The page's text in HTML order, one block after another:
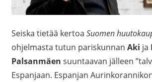
Seiska tietää kertoa Suomen
ohjelmasta tutun pariskunnan Aki ja
Palsanmäen suuntaavan jälleen
Espanjaan. Espanjan